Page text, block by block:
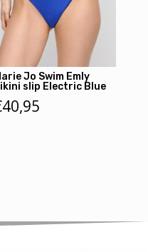
Jo Swim Emly
slip Electric Blue
40,95